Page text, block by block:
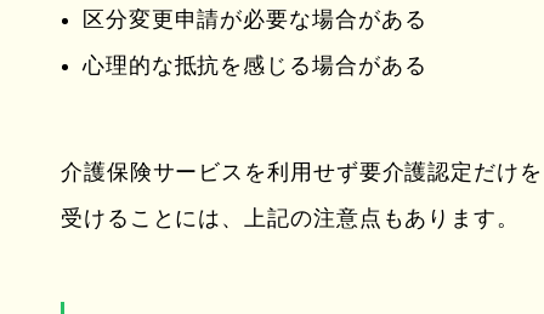
区分変更申請が必要な場合がある
心理的な抵抗を感じる場合がある
介護保険サービスを利用せず要介護認定だけを
受けることには、上記の注意点もあります。